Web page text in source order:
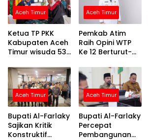
Aceh Timur
Ketua TP PKK
Kabupaten Aceh
Timur wisuda 53
Kecamatan
Birem Bayeun
Kabupaten Aceh
Timur
Aceh Timur
Pemkab Atim
Raih Opini WTP
Ke 12 Berturut-
TA.2025
Aceh Timur
Bupati Al-Farlaky
Sajikan Kritik
Konstruktif
Aceh Timur
Bupati Al-Farlaky
Percepat
Pembangunan